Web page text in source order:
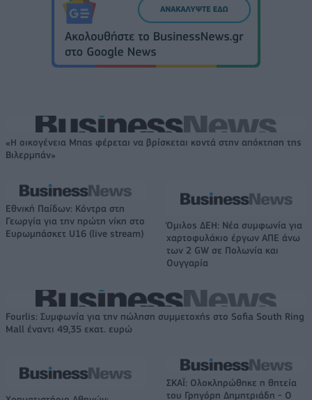
«Η οικογένεια Μπας φέρεται να βρίσκεται κοντά στην απόκτηση της
Βιλερμπάν»
Εθνική Παίδων: Κόντρα στη
Γεωργία για την πρώτη νίκη στο
Ευρωμπάσκετ U16 (live stream)
Όμιλος ΔΕΗ: Νέα συμφωνία για
χαρτοφυλάκιο έργων ΑΠΕ άνω
των 2 GW σε Πολωνία και
Ουγγαρία
Fourlis: Συμφωνία για την πώληση συμμετοχής στο Sofia South Ring
Mall έναντι 49,35 εκατ. ευρώ
ΣΚΑΪ: Ολοκληρώθηκε η θητεία
του Γρηγόρη Δημητριάδη - Ο